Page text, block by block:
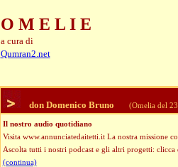
O M E L I E
a cura di
Qumran2.net
don Domenico Bruno (Omelia del
Il nostro audio quotidiano
Visita www.annunciatedaitetti.it La nostra missione
Ascolta tutti i nostri podcast e gli altri progetti:
(continua)